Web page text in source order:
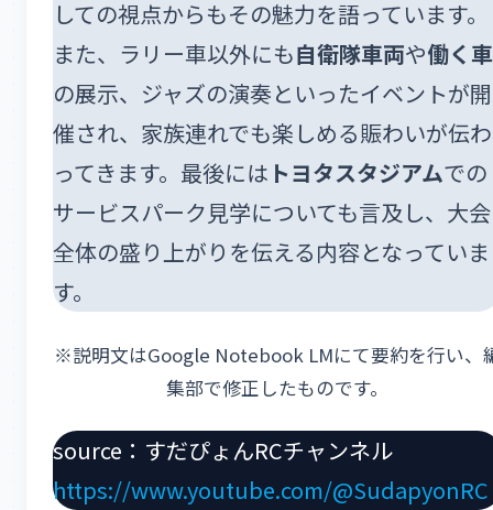
しての視点からもその魅力を語っています。
また、ラリー車以外にも自衛隊車両や働く車
の展示、ジャズの演奏といったイベントが開
催され、家族連れでも楽しめる賑わいが伝わ
ってきます。最後には トヨタスタジアムでの
サービスパーク見学についても言及し、大会
全体の盛り上がりを伝える内容となっていま
す。
※説明文はGoogle Notebook LMにて要約を行い、
集部で修正したものです。
source：すだぴょんRCチャンネル
https://www.youtube.com/@SudapyonRC